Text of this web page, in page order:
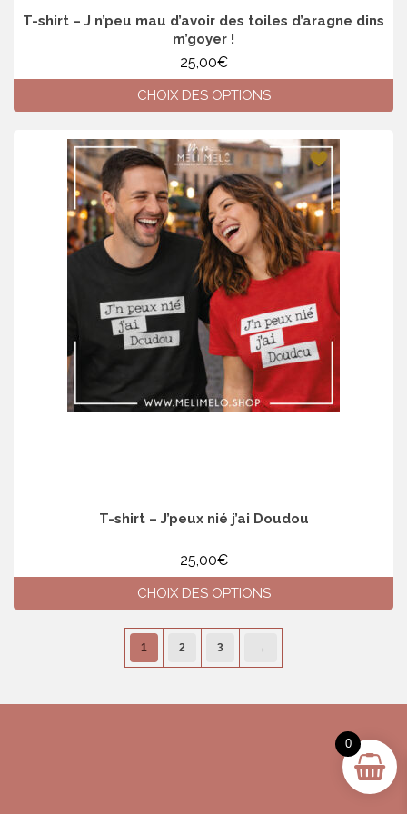
T-shirt – J n’peu mau d’avoir des toiles d’aragne dins
m’goyer !
25,00€
CHOIX DES OPTIONS
produit
a
plusieurs
variations.
Les
options
peuvent
être
choisies
sur
la
page
du
produit
T-shirt – J’peux nié j’ai Doudou
25,00€
CHOIX DES OPTIONS
plusieurs
Les
1 2 3 →
0